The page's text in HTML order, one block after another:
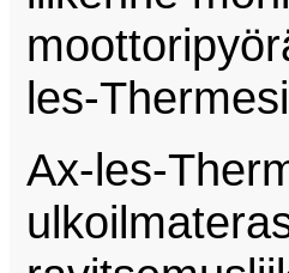
les-
Ax-les-